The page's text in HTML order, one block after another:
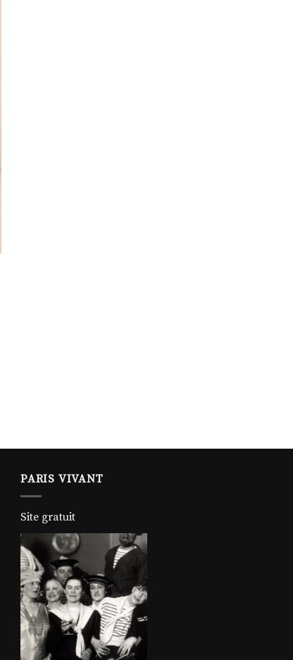
PARIS VIVANT
Site gratuit